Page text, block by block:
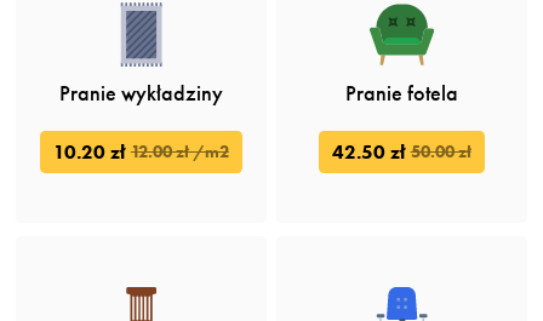
Pranie wykładziny
10.20 zł 12.00 zł /m2
Pranie fotela
42.50 zł 50.00 zł